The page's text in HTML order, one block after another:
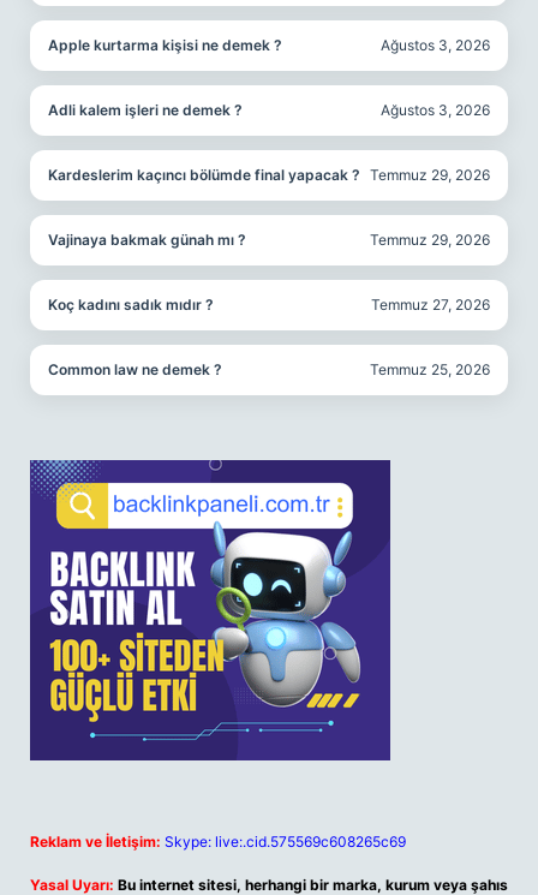
Apple kurtarma kişisi ne demek ? Ağustos 3, 2026
Adli kalem işleri ne demek ? Ağustos 3, 2026
Kardeslerim kaçıncı bölümde final yapacak ? Temmuz 29, 2026
Vajinaya bakmak günah mı ? Temmuz 29, 2026
Koç kadını sadık mıdır ? Temmuz 27, 2026
Common law ne demek ? Temmuz 25, 2026
Reklam ve İletişim: Skype: live:.cid.575569c608265c69
Yasal Uyarı: Bu internet sitesi, herhangi bir marka, kurum veya şahıs